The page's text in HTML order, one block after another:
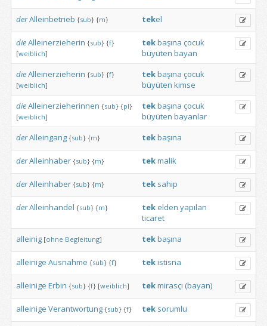
derAlleinbetrieb {sub} {m} tekel
dieAlleinerzieherin {sub} {f}
[weiblich]
tekbaşına çocuk
büyüten bayan
dieAlleinerzieherin {sub} {f}
[weiblich]
tekbaşına çocuk
büyüten kimse
dieAlleinerzieherinnen {sub} {pl}
[weiblich]
tekbaşına çocuk
büyüten bayanlar
derAlleingang {sub} {m} tekbaşına
derAlleinhaber {sub} {m} tekmalik
derAlleinhaber {sub} {m} tek sahip
derAlleinhandel {sub} {m} tek elden yapılan
ticaret
alleinig [ohne Begleitung] tekbaşına
alleinige Ausnahme {sub} {f} tekistisna
alleinige Erbin {sub} {f} [weiblich] tekmirasçı (bayan)
alleinige Verantwortung {sub} {f} tek sorumlu